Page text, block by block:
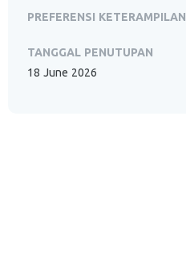
PREFERENSI KETERAMPILAN
TANGGAL PENUTUPAN
18 June 2026